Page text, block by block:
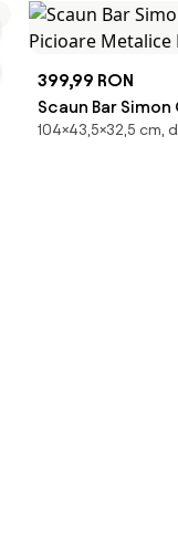
399,99 RON
Scaun Bar
Picioare
104×43,5×32,5 cm,